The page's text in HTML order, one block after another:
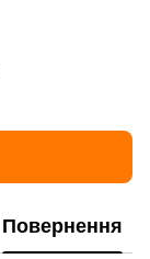
Повернення